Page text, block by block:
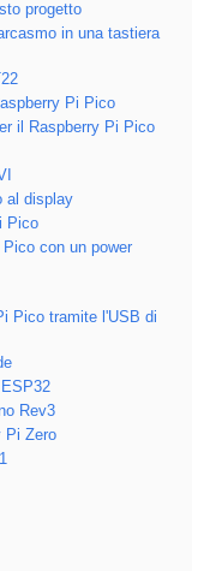
progetto
in una tastiera
Pi Pico
il Raspberry Pi Pico
al display
Pico
con un power
Pico tramite l'USB di
Rev3
Pi Zero